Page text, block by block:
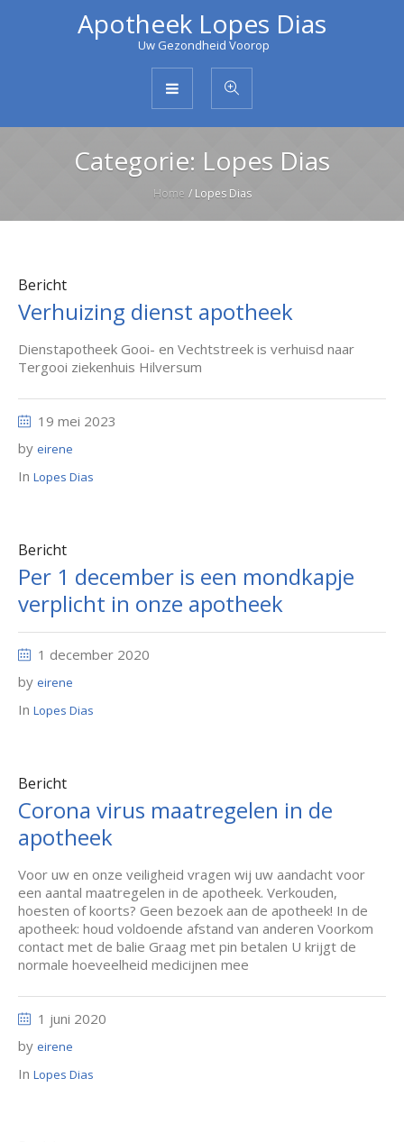
Apotheek Lopes Dias
Uw Gezondheid Voorop
Categorie: Lopes Dias
Home / Lopes Dias
Bericht
Verhuizing dienst apotheek
Dienstapotheek Gooi- en Vechtstreek is verhuisd naar
Tergooi ziekenhuis Hilversum
19 mei 2023
by eirene
In Lopes Dias
Bericht
Per 1 december is een mondkapje
verplicht in onze apotheek
1 december 2020
by eirene
In Lopes Dias
Bericht
Corona virus maatregelen in de
apotheek
Voor uw en onze veiligheid vragen wij uw aandacht voor
een aantal maatregelen in de apotheek. Verkouden,
hoesten of koorts? Geen bezoek aan de apotheek! In de
apotheek: houd voldoende afstand van anderen Voorkom
contact met de balie Graag met pin betalen U krijgt de
normale hoeveelheid medicijnen mee
1 juni 2020
by eirene
In Lopes Dias